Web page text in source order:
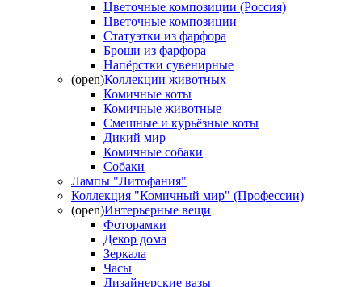
Цветочные композиции (Россия)
Цветочные композиции
Статуэтки из фарфора
Броши из фарфора
Напёрстки сувенирные
(open)Коллекции животных
Комичные коты
Комичные животные
Смешные и курьёзные коты
Дикий мир
Комичные собаки
Собаки
Лампы "Литофания"
Коллекция "Комичный мир" (Профессии)
(open)Интерьерные вещи
Фоторамки
Декор дома
Зеркала
Часы
Дизайнерские вазы